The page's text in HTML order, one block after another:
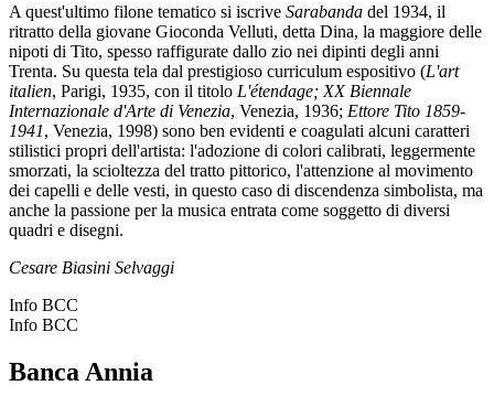
A quest'ultimo filone tematico si iscrive Sarabanda del 1934, il
ritratto della giovane Gioconda Velluti, detta Dina, la maggiore delle
nipoti di Tito, spesso raffigurate dallo zio nei dipinti degli anni
Trenta. Su questa tela dal prestigioso curriculum espositivo (L'art
italien, Parigi, 1935, con il titolo L'étendage; XX Biennale
Internazionale d'Arte di Venezia, Venezia, 1936; Ettore Tito 1859-
1941, Venezia, 1998) sono ben evidenti e coagulati alcuni caratteri
stilistici propri dell'artista: l'adozione di colori calibrati, leggermente
smorzati, la scioltezza del tratto pittorico, l'attenzione al movimento
dei capelli e delle vesti, in questo caso di discendenza simbolista, ma
anche la passione per la musica entrata come soggetto di diversi
quadri e disegni.
Cesare Biasini Selvaggi
Info BCC
Info BCC
Banca Annia